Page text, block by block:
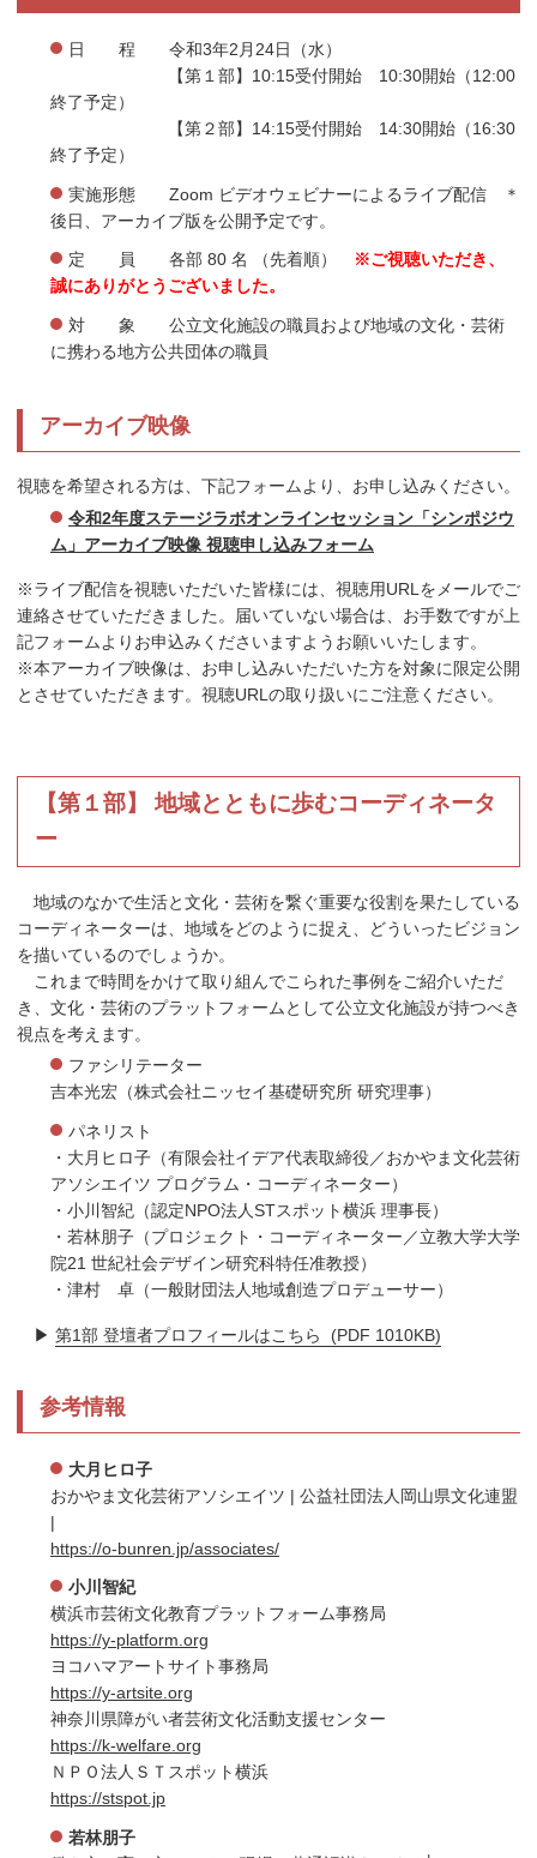
日 程 令和3年2月24日（水）
【第１部】10:15受付開始 10:30開始（12:00
終了予定）
【第２部】14:15受付開始 14:30開始（16:30
終了予定）
実施形態 Zoom ビデオウェビナーによるライブ配信 ＊
後日、アーカイブ版を公開予定です。
定 員 各部 80 名 （先着順）
※ご視聴いただき、
誠にありがとうございました。
対 象 公立文化施設の職員および地域の文化・芸術
に携わる地方公共団体の職員
アーカイブ映像
視聴を希望される方は、下記フォームより、お申し込みください。
令和2年度ステージラボオンラインセッション「シンポジウ
ム」アーカイブ映像 視聴申し込みフォーム
※ライブ配信を視聴いただいた皆様には、視聴用URLをメールでご
連絡させていただきました。届いていない場合は、お手数ですが上
記フォームよりお申込みくださいますようお願いいたします。
※本アーカイブ映像は、お申し込みいただいた方を対象に限定公開
とさせていただきます。視聴URLの取り扱いにご注意ください。
【第１部】 地域とともに歩むコーディネータ
ー
地域のなかで生活と文化・芸術を繋ぐ重要な役割を果たしている
コーディネーターは、地域をどのように捉え、どういったビジョン
を描いているのでしょうか。
これまで時間をかけて取り組んでこられた事例をご紹介いただ
き、文化・芸術のプラットフォームとして公立文化施設が持つべき
視点を考えます。
ファシリテーター
吉本光宏（株式会社ニッセイ基礎研究所 研究理事）
パネリスト
・大月ヒロ子（有限会社イデア代表取締役／おかやま文化芸術
アソシエイツ プログラム・コーディネーター）
・小川智紀（認定NPO法人STスポット横浜 理事長）
・若林朋子（プロジェクト・コーディネーター／立教大学大学
院21 世紀社会デザイン研究科特任准教授）
・津村 卓（一般財団法人地域創造プロデューサー）
▶ 第1部 登壇者プロフィールはこちら (PDF 1010KB)
参考情報
大月ヒロ子
おかやま文化芸術アソシエイツ | 公益社団法人岡山県文化連盟
|
https://o-bunren.jp/associates/
小川智紀
横浜市芸術文化教育プラットフォーム事務局
https://y-platform.org
ヨコハマアートサイト事務局
https://y-artsite.org
神奈川県障がい者芸術文化活動支援センター
https://k-welfare.org
ＮＰＯ法人ＳＴスポット横浜
https://stspot.jp
若林朋子